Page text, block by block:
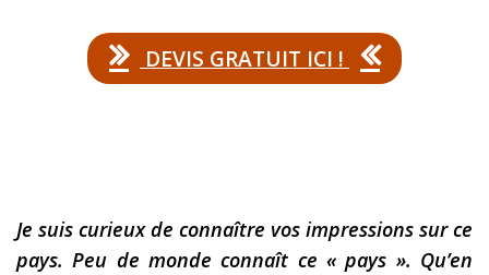
DEVIS GRATUIT ICI !
Je suis curieux de connaître vos impressions sur ce
pays. Peu de monde connaît ce « pays ». Qu’en